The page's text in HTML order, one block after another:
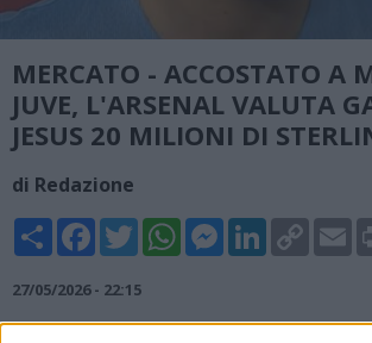
MERCATO - ACCOSTATO A
JUVE, L'ARSENAL VALUTA
JESUS 20 MILIONI DI
di Redazione
Share FacebookTwitterWhatsAppMessengerLinkedInCopy
Link
27/05/2026 - 22:15